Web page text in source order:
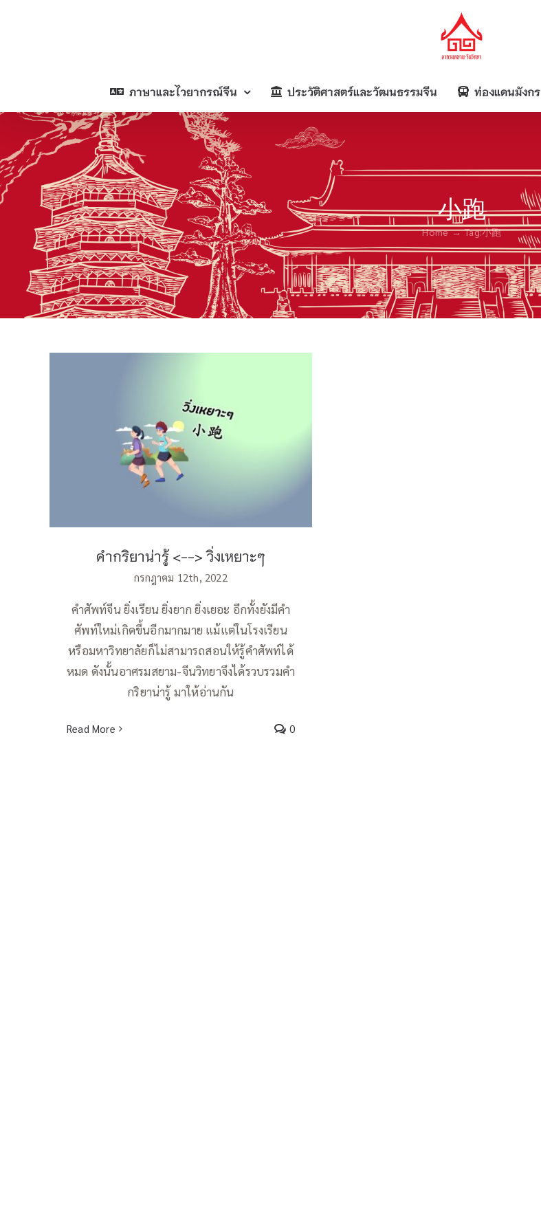
ภาษาและไวยากรณ์จีน ประวัติศาสตร์และวัฒนธรรมจีน ท่องแดนมังกร
小跑
Home Tag:小跑
คำกริยาน่ารู้ วิ่งเหยาะๆ
คำกริยาน่ารู้ <--> วิ่งเหยาะๆ
กรกฎาคม 12th, 2022
คำศัพท์จีน ยิ่งเรียน ยิ่งยาก ยิ่งเยอะ อีกทั้งยังมีคำ
ศัพท์ใหม่เกิดขึ้นอีกมากมาย แม้แต่ในโรงเรียน
หรือมหาวิทยาลัยก็ไม่สามารถสอนให้รู้คำศัพท์ได้
หมด ดังนั้นอาศรมสยาม-จีนวิทยาจึงได้รวบรวมคำ
กริยาน่ารู้ มาให้อ่านกัน
Read More 0